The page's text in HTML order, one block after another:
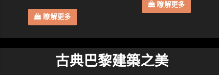
瞭解更多
瞭解更多
古典巴黎建築之美